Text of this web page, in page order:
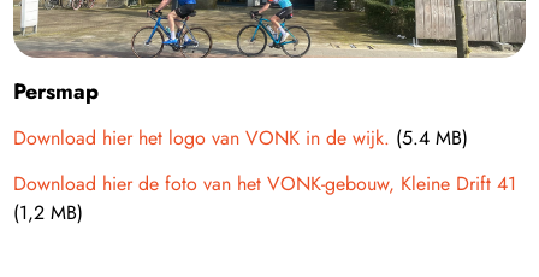
Persmap
Download hier het logo van VONK in de wijk. (5.4 MB)
Download hier de foto van het VONK-gebouw, Kleine Drift 41
(1,2 MB)